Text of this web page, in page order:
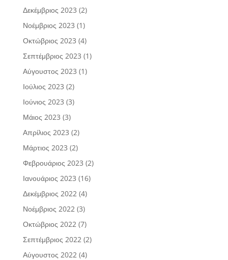
Δεκέμβριος 2023 (2)
Νοέμβριος 2023 (1)
Οκτώβριος 2023 (4)
Σεπτέμβριος 2023 (1)
Αύγουστος 2023 (1)
Ιούλιος 2023 (2)
Ιούνιος 2023 (3)
Μάιος 2023 (3)
Απρίλιος 2023 (2)
Μάρτιος 2023 (2)
Φεβρουάριος 2023 (2)
Ιανουάριος 2023 (16)
Δεκέμβριος 2022(4)
Νοέμβριος 2022(3)
Οκτώβριος 2022(7)
Σεπτέμβριος 2022(2)
Αύγουστος 2022(4)